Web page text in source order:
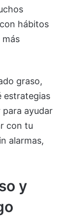
hábitos
más
graso,
estrategias
para ayudar
con tu
alarmas,
y